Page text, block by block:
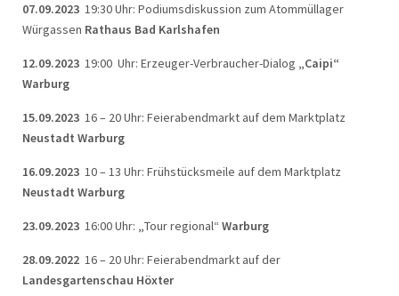
07.09.2023 19:30 Uhr: Podiumsdiskussion zum Atommüllager
Würgassen Rathaus Bad Karlshafen
12.09.2023 19:00 Uhr: Erzeuger-Verbraucher-Dialog „Caipi“
Warburg
15.09.2023 16 – 20 Uhr: Feierabendmarkt auf dem Marktplatz
Neustadt Warburg
16.09.2023 10 – 13 Uhr: Frühstücksmeile auf dem Marktplatz
Neustadt Warburg
23.09.2023 16:00 Uhr: „Tour regional“ Warburg
28.09.2022 16 – 20 Uhr: Feierabendmarkt auf der
Landesgartenschau Höxter